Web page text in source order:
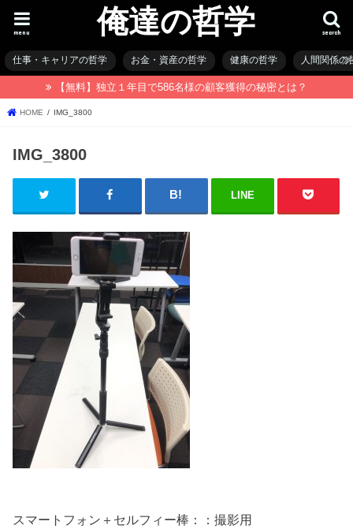
俺達の哲学 search
menu
仕事・キャリアの哲学 お金・資産の哲学 健康の哲学 人間関係の
【無料】独立１年目で586名様の顧客獲得の秘密とは？
HOME IMG_3800
IMG_3800
LINE
スマートフォン＋セルフィー棒：：撮影用